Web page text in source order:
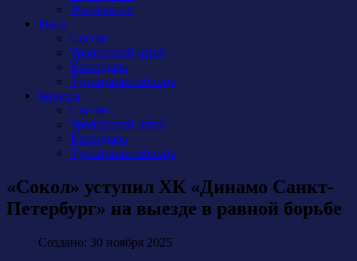
Фан-сектор
Рыси
Состав
Тренерский штаб
Календарь
Турнирная таблица
Бирюса
Состав
Тренерский штаб
Календарь
Турнирная таблица
«Сокол» уступил ХК «Динамо Санкт-
Петербург» на выезде в равной борьбе
Создано: 30 ноября 2025